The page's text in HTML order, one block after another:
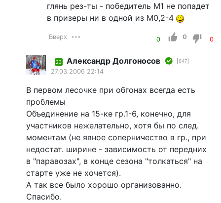
глянь рез-ты - победитель М1 не попадет
в призеры ни в одной из М0,2-4
Вверх 0 0 0
23 Александр Долгоносов 647
27.03.2006 22:14
В первом лесочке при обгонах всегда есть
проблемы
Объединение на 15-ке гр.1-6, конечно, для
участников нежелательно, хотя бы по след.
моментам (не явное соперничество в гр., при
недостат. ширине - зависимость от передних
в "паравозах", в конце сезона "толкаться" на
старте уже не хочется).
А так все было хорошо организованно.
Спасибо.